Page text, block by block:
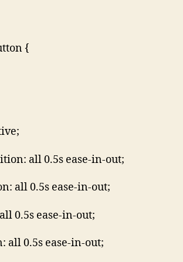
{
all 0.5s ease-in-out;
all 0.5s ease-in-out;
0.5s ease-in-out;
all 0.5s ease-in-out;